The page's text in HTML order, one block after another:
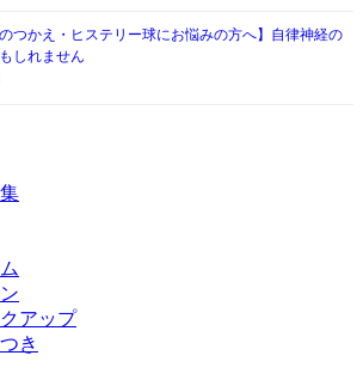
のつかえ・ヒステリー球にお悩みの方へ】自律神経の
しれません
アップ
き